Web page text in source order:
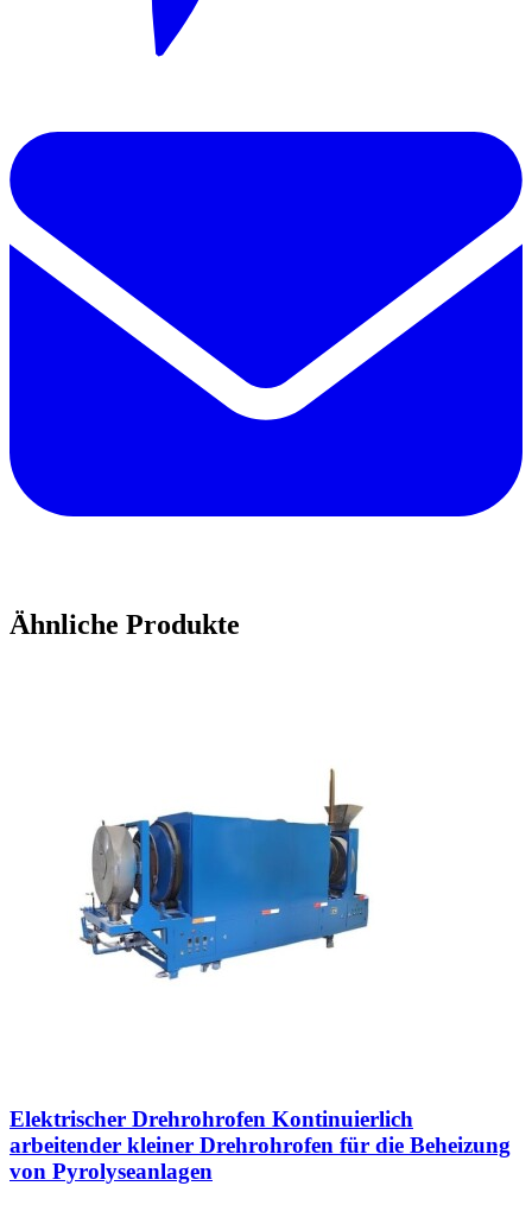
Ähnliche Produkte
Elektrischer Drehrohrofen Kontinuierlich
arbeitender kleiner Drehrohrofen für die Beheizung
von Pyrolyseanlagen